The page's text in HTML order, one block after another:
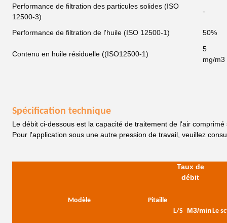
Performance de filtration des particules solides (ISO
12500-3)
-
Performance de filtration de l'huile (ISO 12500-1) 50%
Contenu en huile résiduelle ((ISO12500-1)
5
mg/m3
Spécification technique
Le débit ci-dessous est la capacité de traitement de l'air
Pour l'application sous une autre pression de travail, veuillez
Modèle Pitaille
Taux de
débit
L/S M3/minLe